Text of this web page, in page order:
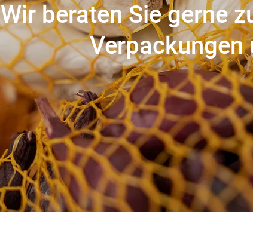
Wir beraten Sie gerne
Verpackungen